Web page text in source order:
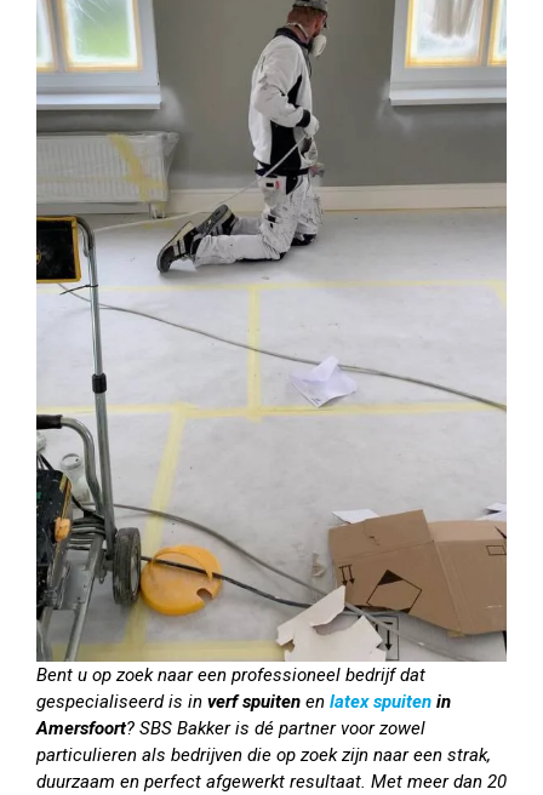
Bent u op zoek naar een professioneel bedrijf dat
gespecialiseerd is in verf spuiten en latex spuiten in
Amersfoort? SBS Bakker is dé partner voor zowel
particulieren als bedrijven die op zoek zijn naar een strak,
duurzaam en perfect afgewerkt resultaat. Met meer dan 20